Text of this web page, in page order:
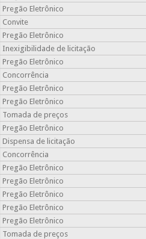
Pregão Eletrônico
Convite
Pregão Eletrônico
Inexigibilidade de licitação
Pregão Eletrônico
Concorrência
Pregão Eletrônico
Pregão Eletrônico
Tomada de preços
Pregão Eletrônico
Dispensa de licitação
Concorrência
Pregão Eletrônico
Pregão Eletrônico
Pregão Eletrônico
Pregão Eletrônico
Pregão Eletrônico
Tomada de preços